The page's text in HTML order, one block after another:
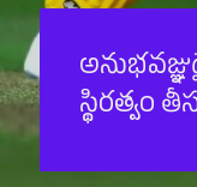
స్థిరత్వం